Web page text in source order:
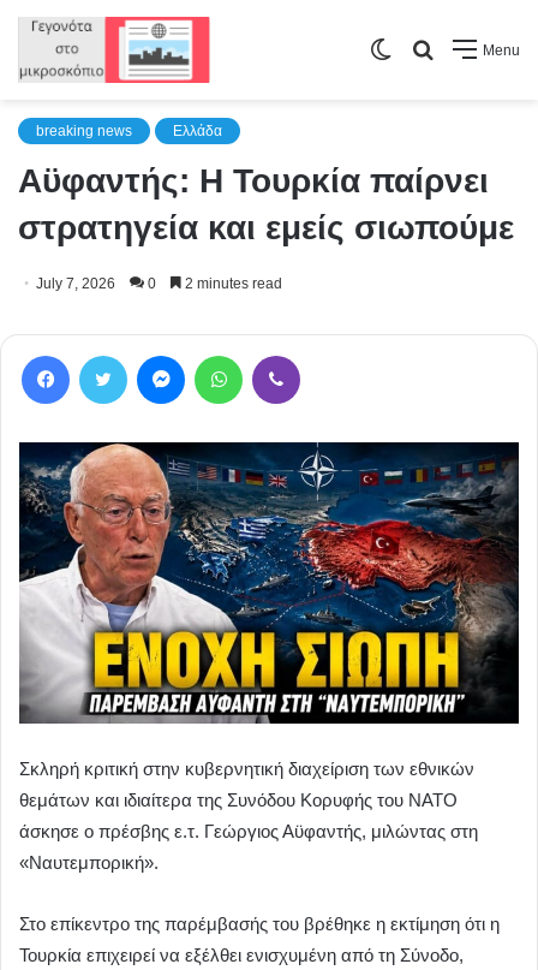
Menu
Search
Switch
breaking news Ελλάδα
Αϋφαντής: Η Τουρκία παίρνει
στρατηγεία και εμείς σιωπούμε
July 7, 2026 0 2 minutes read
Σκληρή κριτική στην κυβερνητική διαχείριση των εθνικών
θεμάτων και ιδιαίτερα της Συνόδου Κορυφής του ΝΑΤΟ
άσκησε ο πρέσβης ε.τ. Γεώργιος Αϋφαντής, μιλώντας στη
«Ναυτεμπορική».
Στο επίκεντρο της παρέμβασής του βρέθηκε η εκτίμηση ότι η
Τουρκία επιχειρεί να εξέλθει ενισχυμένη από τη Σύνοδο,